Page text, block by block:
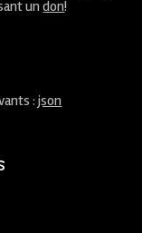
undon!
:json